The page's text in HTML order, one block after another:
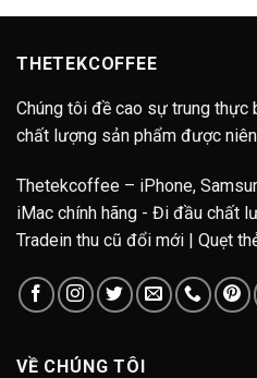
đến
THETEKCOFFEE
Chúng tôi đề cao sự trung thực
chất lượng sản phẩm được
Thetekcoffee – iPhone,
iMac chính hãng - Đi đầu chất
Tradein thu cũ đổi mới | Quẹt
VỀ CHÚNG TÔI